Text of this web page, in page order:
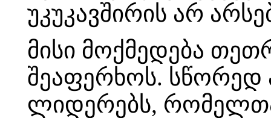
უკუკავშირის არ
მისი მოქმედება
შეაფერხოს. სწორედ
ლიდერებს,